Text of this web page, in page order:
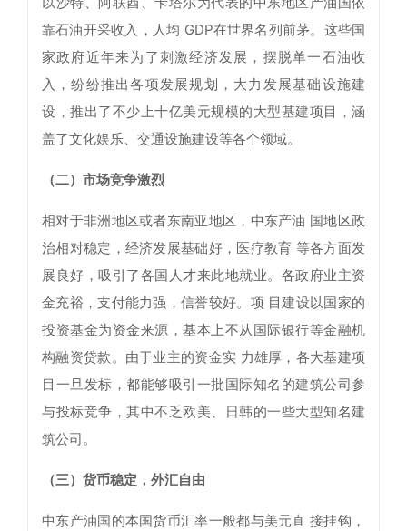
靠石油开采收入，人均 GDP在世界名列前茅。这些国
家政府近年来为了刺激经济发展，摆脱单一石油收
入，纷纷推出各项发展规划，大力发展基础设施建
设，推出了不少上十亿美元规模的大型基建项目，涵
盖了文化娱乐、交通设施建设等各个领域。
（二）市场竞争激烈
相对于非洲地区或者东南亚地区，中东产油 国地区政
治相对稳定，经济发展基础好，医疗教育 等各方面发
展良好，吸引了各国人才来此地就业。各政府业主资
金充裕，支付能力强，信誉较好。项 目建设以国家的
投资基金为资金来源，基本上不从国际银行等金融机
构融资贷款。由于业主的资金实 力雄厚，各大基建项
目一旦发标，都能够吸引一批国际知名的建筑公司参
与投标竞争，其中不乏欧美、日韩的一些大型知名建
筑公司。
（三）货币稳定，外汇自由
中东产油国的本国货币汇率一般都与美元直 接挂钩，